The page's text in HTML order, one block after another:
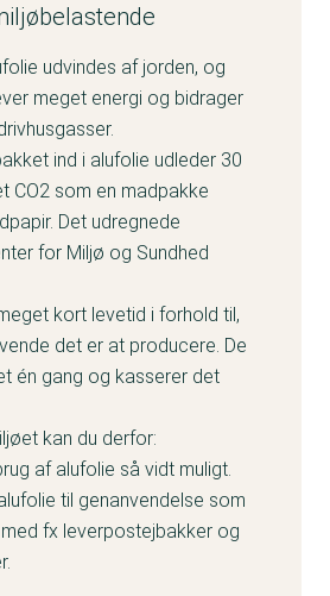
udvindes af jorden, og
meget energi og bidrager
ind i alufolie udleder 30
CO2 som en madpakke
Det udregnede
for Miljø og Sundhed
kort levetid i forhold til,
det er at producere. De
én gang og kasserer det
kan du derfor:
af alufolie så vidt muligt.
til genanvendelse som
fx leverpostejbakker og